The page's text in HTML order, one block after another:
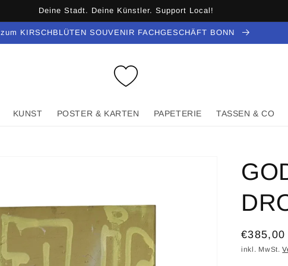
Deine Stadt. Deine Künstler. Support Local!
zum KIRSCHBLÜTEN SOUVENIR FACHGESCHÄFT BONN
KUNST POSTER & KARTEN PAPETERIE TASSEN & CO
Preis
€385,00
inkl. MwSt.